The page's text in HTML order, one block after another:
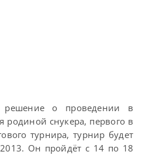
решение о проведении в
родиной снукера, первого в
турнира, турнир будет
Он пройдёт с 14 по 18